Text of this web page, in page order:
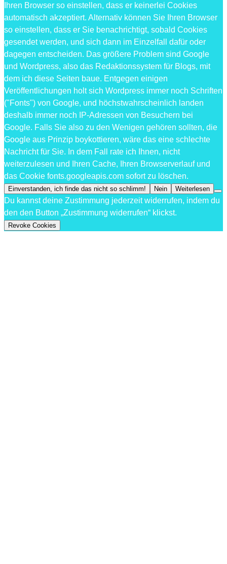
Ihren Browser so einstellen, dass er keinerlei Cookies
automatisch akzeptiert. Alternativ können Sie Ihren Browser
so einstellen, dass er Sie benachrichtigt, sobald Cookies
gesendet werden, und sich dann im Einzelfall dafür oder
dagegen entscheiden. Das größere Problem sind Google
und Wordpress, also das Redaktionssystem für Blogs, mit
dem ich diese Seiten baue. Entgegen einigen
Veröffentlichungen holt sich Wordpress immer noch Schriften
("Fonts") von Google, und höchstwahrscheinlich landen
deshalb immer noch IP-Adressen von Besuchern bei
Google. Falls Sie also zu den Wenigen gehören sollten, die
Google aus Prinzip boykottieren, wäre das eine schlechte
Nachricht für Sie. In dem Fall rate ich Ihnen, nicht
weiterzulesen und Ihren Cache, Ihren Browserverlauf und
das Cookie fonts.googleapis.com sofort zu löschen.
Einverstanden, ich finde das nicht so schlimm! Nein Weiterlesen
Du kannst deine Zustimmung jederzeit widerrufen, indem du
den den Button „Zustimmung widerrufen“ klickst.
Revoke Cookies